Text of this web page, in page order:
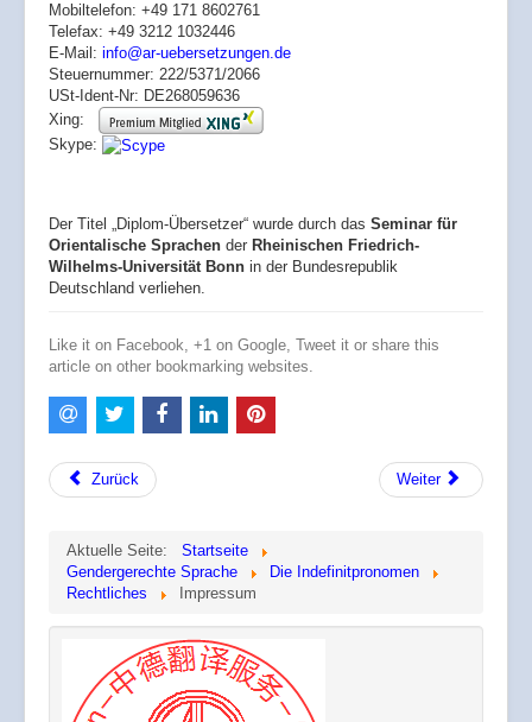
Mobiltelefon: +49 171 8602761
Telefax: +49 3212 1032446
E-Mail: info@ar-uebersetzungen.de
Steuernummer: 222/5371/2066
USt-Ident-Nr: DE268059636
Xing:
Skype:
Der Titel „Diplom-Übersetzer“ wurde durch das Seminar für
Orientalische Sprachen der Rheinischen Friedrich-
Wilhelms-Universität Bonn in der Bundesrepublik
Deutschland verliehen.
Like it on Facebook, +1 on Google, Tweet it or share this
article on other bookmarking websites.
Zurück Weiter
Aktuelle Seite:
Startseite
Gendergerechte Sprache
Die Indefinitpronomen
Rechtliches
Impressum